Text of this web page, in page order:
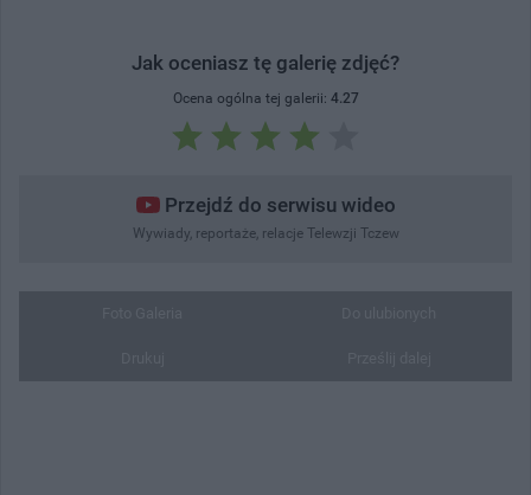
Jak oceniasz tę galerię zdjęć?
Ocena ogólna tej galerii: 4.27
Przejdź do serwisu wideo
Wywiady, reportaże, relacje Telewzji Tczew